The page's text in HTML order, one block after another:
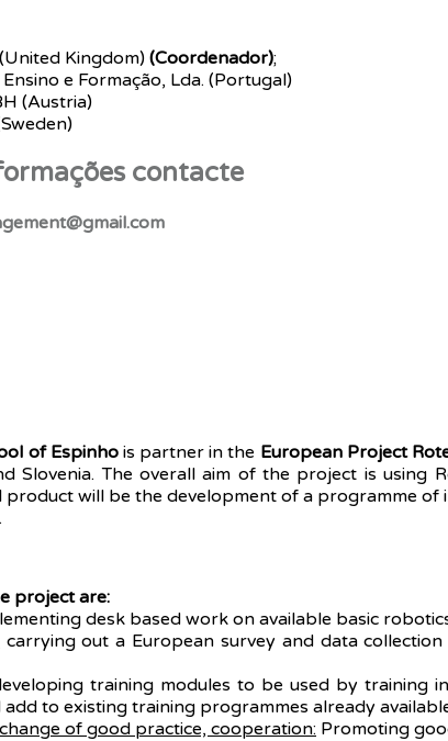
Kingdom)(Coordenador);
e Formação, Lda. (Portugal)
(Austria)
contacte
of Espinhois partner in the European Project
Slovenia. The overall aim of the project is
product will be the development of a programme
project are:
desk based work on available basic
carrying out a European survey and data
training modules to be used by training
to existing training programmes already
of good practice, cooperation: Promoting